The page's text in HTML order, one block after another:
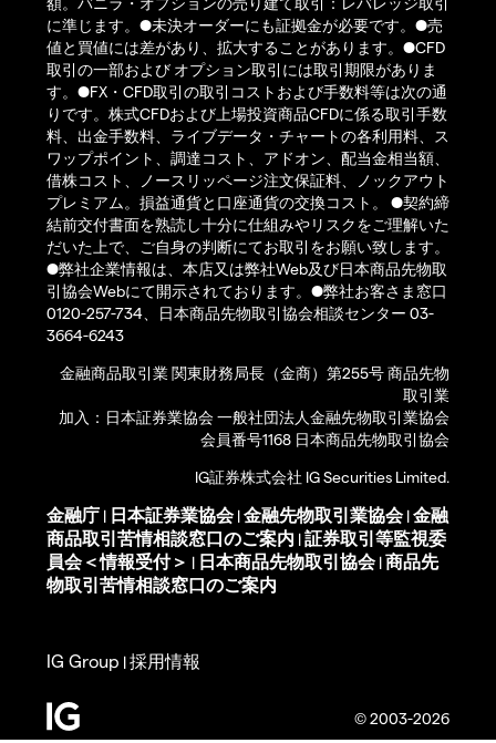
に準じます。●未決オーダーにも証拠金が必要です。●売
値と買値には差があり、拡大することがあります。●CFD
取引の一部および オプション取引には取引期限がありま
す。●FX・CFD取引の取引コストおよび手数料等は次の通
りです。株式CFDおよび上場投資商品CFDに係る取引手数
料、出金手数料、ライブデータ・チャートの各利用料、ス
ワップポイント、調達コスト、アドオン、配当金相当額、
借株コスト、ノースリッページ注文保証料、ノックアウト
プレミアム。損益通貨と口座通貨の交換コスト。 ●契約締
結前交付書面を熟読し十分に仕組みやリスクをご理解いた
だいた上で、ご自身の判断にてお取引をお願い致します。
●弊社企業情報は、本店又は弊社Web及び日本商品先物取
引協会Webにて開示されております。●弊社お客さま窓口
0120-257-734、日本商品先物取引協会相談センター 03-
3664-6243
金融商品取引業 関東財務局長（金商）第255号 商品先物
取引業
加入：日本証券業協会 一般社団法人金融先物取引業協会
会員番号1168 日本商品先物取引協会
IG証券株式会社 IG Securities Limited.
金融庁 | 日本証券業協会|金融先物取引業協会|金融
商品取引苦情相談窓口のご案内 |証券取引等監視委
員会＜情報受付＞ | 日本商品先物取引協会|商品先
物取引苦情相談窓口のご案内
© 2003-2026
IG Group |採用情報